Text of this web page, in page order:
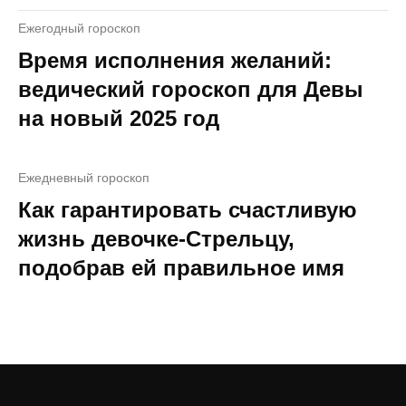
Ежегодный гороскоп
Время исполнения желаний:
ведический гороскоп для Девы
на новый 2025 год
Ежедневный гороскоп
Как гарантировать счастливую
жизнь девочке-Стрельцу,
подобрав ей правильное имя